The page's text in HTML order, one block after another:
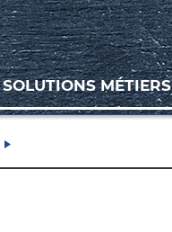
SOLUTIONS MÉTIERS